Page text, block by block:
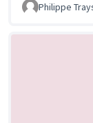
Philippe